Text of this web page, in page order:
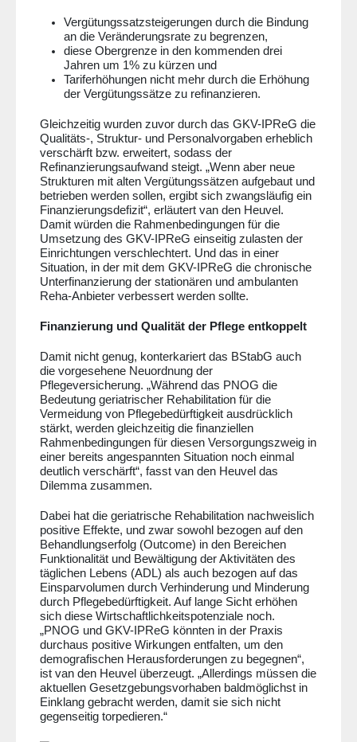
Vergütungssatzsteigerungen durch die Bindung
an die Veränderungsrate zu begrenzen,
diese Obergrenze in den kommenden drei
Jahren um 1% zu kürzen und
Tariferhöhungen nicht mehr durch die Erhöhung
der Vergütungssätze zu refinanzieren.
Gleichzeitig wurden zuvor durch das GKV-IPReG die
Qualitäts-, Struktur- und Personalvorgaben erheblich
verschärft bzw. erweitert, sodass der
Refinanzierungsaufwand steigt. „Wenn aber neue
Strukturen mit alten Vergütungssätzen aufgebaut und
betrieben werden sollen, ergibt sich zwangsläufig ein
Finanzierungsdefizit“, erläutert van den Heuvel.
Damit würden die Rahmenbedingungen für die
Umsetzung des GKV-IPReG einseitig zulasten der
Einrichtungen verschlechtert. Und das in einer
Situation, in der mit dem GKV-IPReG die chronische
Unterfinanzierung der stationären und ambulanten
Reha-Anbieter verbessert werden sollte.
Finanzierung und Qualität der Pflege entkoppelt
Damit nicht genug, konterkariert das BStabG auch
die vorgesehene Neuordnung der
Pflegeversicherung. „Während das PNOG die
Bedeutung geriatrischer Rehabilitation für die
Vermeidung von Pflegebedürftigkeit ausdrücklich
stärkt, werden gleichzeitig die finanziellen
Rahmenbedingungen für diesen Versorgungszweig in
einer bereits angespannten Situation noch einmal
deutlich verschärft“, fasst van den Heuvel das
Dilemma zusammen.
Dabei hat die geriatrische Rehabilitation nachweislich
positive Effekte, und zwar sowohl bezogen auf den
Behandlungserfolg (Outcome) in den Bereichen
Funktionalität und Bewältigung der Aktivitäten des
täglichen Lebens (ADL) als auch bezogen auf das
Einsparvolumen durch Verhinderung und Minderung
durch Pflegebedürftigkeit. Auf lange Sicht erhöhen
sich diese Wirtschaftlichkeitspotenziale noch.
„PNOG und GKV-IPReG könnten in der Praxis
durchaus positive Wirkungen entfalten, um den
demografischen Herausforderungen zu begegnen“,
ist van den Heuvel überzeugt. „Allerdings müssen die
aktuellen Gesetzgebungsvorhaben baldmöglichst in
Einklang gebracht werden, damit sie sich nicht
gegenseitig torpedieren.“